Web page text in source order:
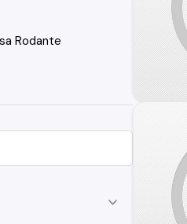
Rodante